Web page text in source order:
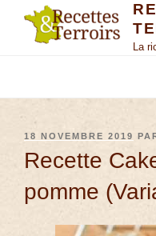
La
18 NOVEMBRE 2019
Recette
pomme